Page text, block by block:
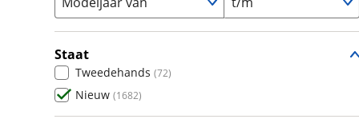
Staat
Tweedehands (72)
Nieuw (1682)